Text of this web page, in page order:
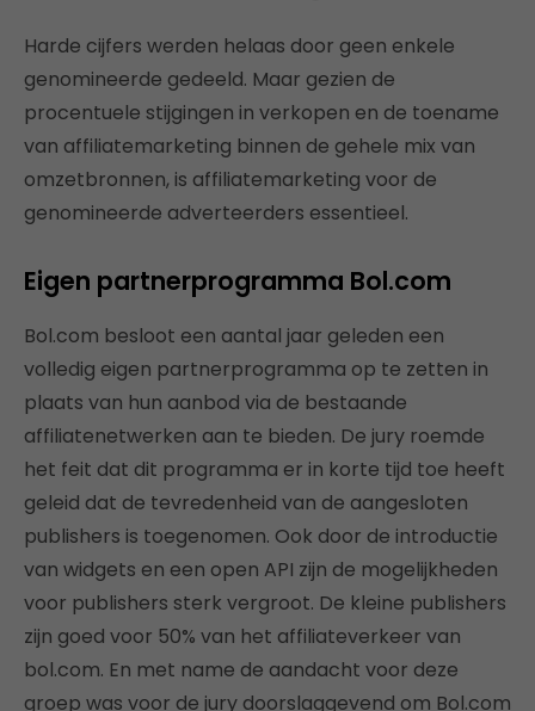
Harde cijfers werden helaas door geen enkele
genomineerde gedeeld. Maar gezien de
procentuele stijgingen in verkopen en de toename
van affiliatemarketing binnen de gehele mix van
omzetbronnen, is affiliatemarketing voor de
genomineerde adverteerders essentieel.
Eigen partnerprogramma Bol.com
Bol.com besloot een aantal jaar geleden een
volledig eigen partnerprogramma op te zetten in
plaats van hun aanbod via de bestaande
affiliatenetwerken aan te bieden. De jury roemde
het feit dat dit programma er in korte tijd toe heeft
geleid dat de tevredenheid van de aangesloten
publishers is toegenomen. Ook door de introductie
van widgets en een open API zijn de mogelijkheden
voor publishers sterk vergroot. De kleine publishers
zijn goed voor 50% van het affiliateverkeer van
bol.com. En met name de aandacht voor deze
groep was voor de jury doorslaggevend om Bol.com